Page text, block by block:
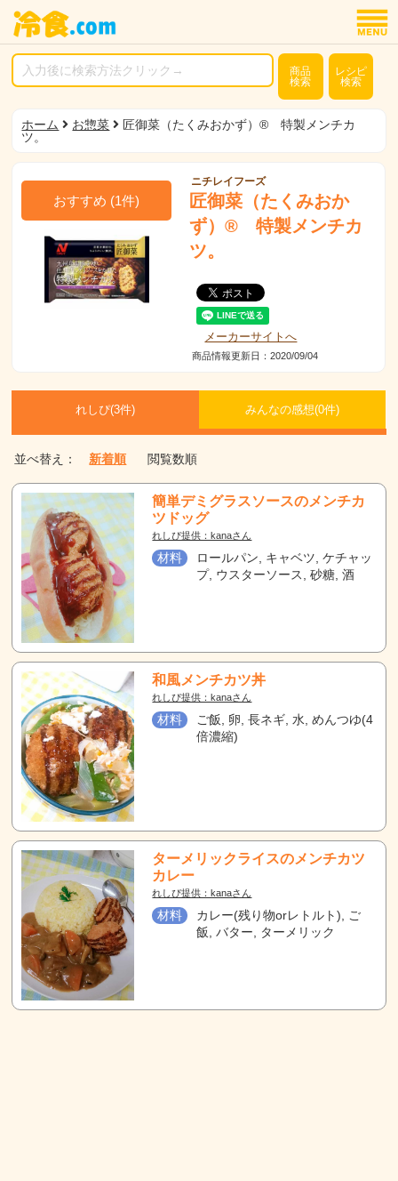
商品
検索
レシピ
検索
ホーム お惣菜
匠御菜（たくみおかず）® 特製メンチカ
ツ。
おすすめ (1件)
ニチレイフーズ
匠御菜（たくみおか
ず）® 特製メンチカ
ツ。
メーカーサイトへ
商品情報更新日：2020/09/04
れしぴ(3件) みんなの感想(0件)
並べ替え： 新着順 閲覧数順
簡単デミグラスソースのメンチカ
ツドッグ
れしぴ提供：kanaさん
材料
ロールパン, キャベツ, ケチャッ
プ, ウスターソース, 砂糖, 酒
和風メンチカツ丼
れしぴ提供：kanaさん
材料
ご飯, 卵, 長ネギ, 水, めんつゆ(4
倍濃縮)
ターメリックライスのメンチカツ
カレー
れしぴ提供：kanaさん
材料
カレー(残り物orレトルト), ご
飯, バター, ターメリック